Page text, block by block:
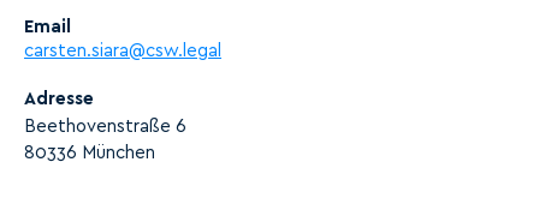
Email
carsten.siara@csw.legal
Adresse
Beethovenstraße 6
80336 München